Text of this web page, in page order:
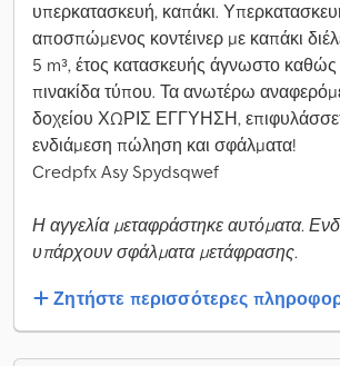
υπερκατασκευή, καπάκι.
αποσπώμενος κοντέινερ με καπάκι
5 m³, έτος κατασκευής άγνωστο καθώς
πινακίδα τύπου. Τα ανωτέρω
δοχείου ΧΩΡΙΣ ΕΓΓΥΗΣΗ,
ενδιάμεση πώληση και σφάλματα!
Credpfx Asy Spydsqwef
Η αγγελία μεταφράστηκε αυτόματα.
υπάρχουν σφάλματα μετάφρασης.
Ζητήστε περισσότερες